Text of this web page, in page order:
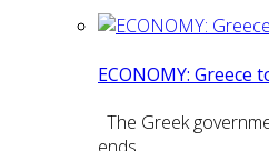
ECONOMY:
The Greek